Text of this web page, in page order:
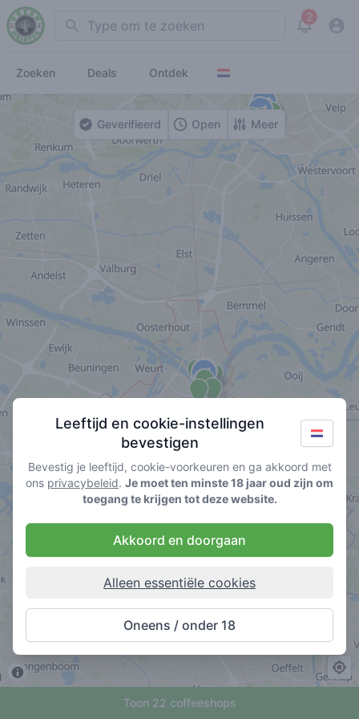
Search 2
View
Zoeken Deals Ontdek
Geverifieerd Open Meer
Toon 22 coffeeshops
Leeftijd en cookie-instellingen
bevestigen
Bevestig je leeftijd, cookie-voorkeuren en ga akkoord met
ons privacybeleid. Je moet ten minste 18 jaar oud zijn om
toegang te krijgen tot deze website.
Akkoord en doorgaan
Alleen essentiële cookies
Oneens / onder 18